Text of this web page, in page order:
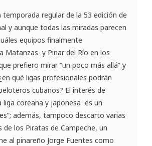
temporada regular de la 53 edición de
y aunque todas las miradas parecen
equipos finalmente
Matanzas y Pinar del Río en los
prefiero mirar “un poco más allá” y
qué ligas profesionales podrán
cubanos? El interés de
liga coreana y japonesa es un
además, tampoco descarto varias
los Piratas de Campeche, un
al pinareño Jorge Fuentes como